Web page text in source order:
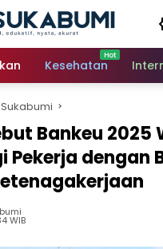
Kesehatan
Sukabumi
Bankeu 2025
Pekerja dengan
WIB